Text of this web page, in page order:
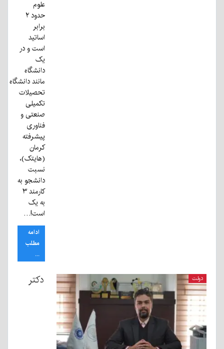
علوم
حدود ۲
برابر
اساتید
است و در
یک
دانشگاه
مانند دانشگاه
تحصیلات
تکمیلی
صنعتی و
فناوری
پیشرفته
کرمان
(هایتک)،
نسبت
دانشجو به
کارمند ۳
به یک
است!…
ادامه
مطلب
...
دولت دکتر